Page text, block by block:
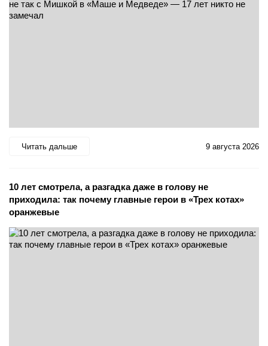
Читать дальше 9 августа 2026
10 лет смотрела, а разгадка даже в голову не
приходила: так почему главные герои в «Трех котах»
оранжевые